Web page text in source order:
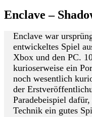
Enclave –
Enclave war
entwickeltes Spiel
Xbox und den PC.
kurioserweise ein
noch wesentlich
der
Paradebeispiel
Technik ein gutes